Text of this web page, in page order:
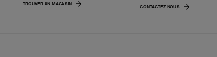
TROUVER UN MAGASIN
CONTACTEZ-NOUS